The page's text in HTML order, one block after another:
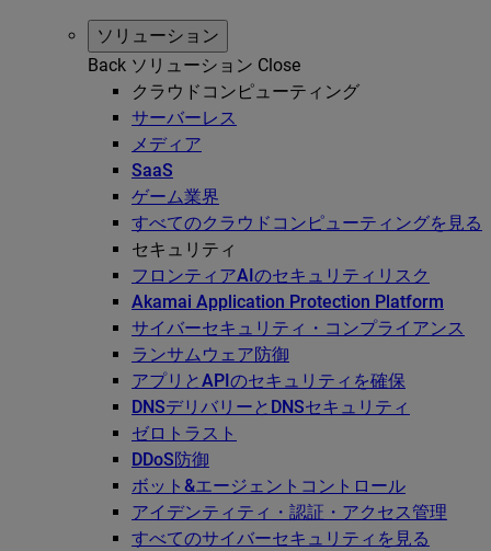
ソリューション
Back ソリューション Close
クラウドコンピューティング
サーバーレス
メディア
SaaS
ゲーム業界
すべてのクラウドコンピューティングを見る
セキュリティ
フロンティアAIのセキュリティリスク
Akamai Application Protection Platform
サイバーセキュリティ・コンプライアンス
ランサムウェア防御
アプリとAPIのセキュリティを確保
DNSデリバリーとDNSセキュリティ
ゼロトラスト
DDoS防御
ボット&エージェントコントロール
アイデンティティ・認証・アクセス管理
すべてのサイバーセキュリティを見る